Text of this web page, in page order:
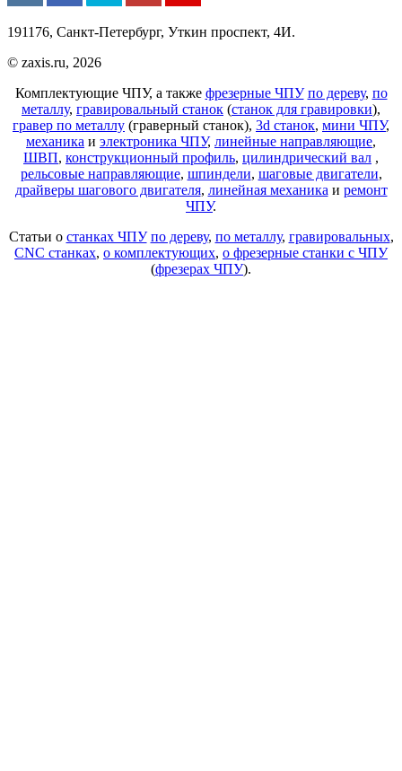
191176, Санкт-Петербург, Уткин проспект, 4И.
© zaxis.ru, 2026
Комплектующие ЧПУ, а также фрезерные ЧПУ по дереву, по
металлу, гравировальный станок (станок для гравировки),
гравер по металлу (граверный станок), 3d станок, мини ЧПУ,
механика и электроника ЧПУ, линейные направляющие,
ШВП, конструкционный профиль, цилиндрический вал ,
рельсовые направляющие, шпиндели, шаговые двигатели,
драйверы шагового двигателя, линейная механика и ремонт
ЧПУ.
Статьи о станках ЧПУ по дереву, по металлу, гравировальных,
CNC станках, о комплектующих, о фрезерные станки с ЧПУ
(фрезерах ЧПУ).